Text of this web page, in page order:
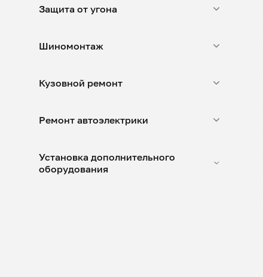
Защита от угона
Шиномонтаж
Кузовной ремонт
Ремонт автоэлектрики
Установка дополнительного
оборудования